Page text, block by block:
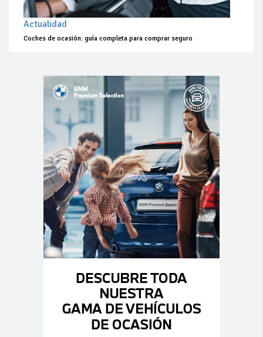
Actualidad
Coches de ocasión: guía completa para comprar seguro